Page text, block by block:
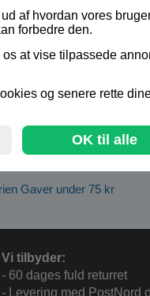
Gaver under 75 kr
Vi tilbyder:
- 60 dages fuld returret
- Levering med PostNord
af hvordan vores
forbedre den.
os at vise tilpassede
og senere rette
OK til alle